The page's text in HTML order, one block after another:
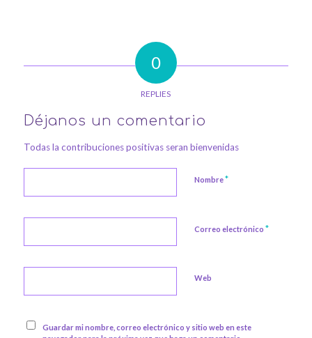
0
REPLIES
Déjanos un comentario
Todas la contribuciones positivas seran bienvenidas
Nombre*
Correo electrónico *
Web
Guardar mi nombre, correo electrónico y sitio web en este